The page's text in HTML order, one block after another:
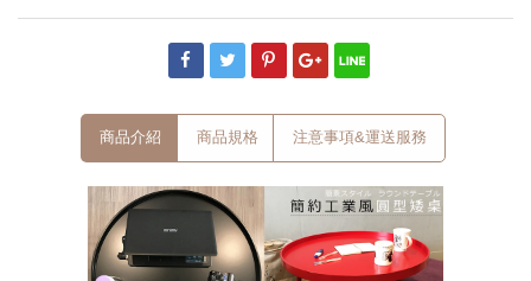
商品介紹 商品規格 注意事項&運送服務